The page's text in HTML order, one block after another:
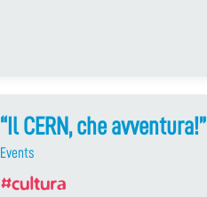
“Il CERN, che avventura!”
Events
#cultura